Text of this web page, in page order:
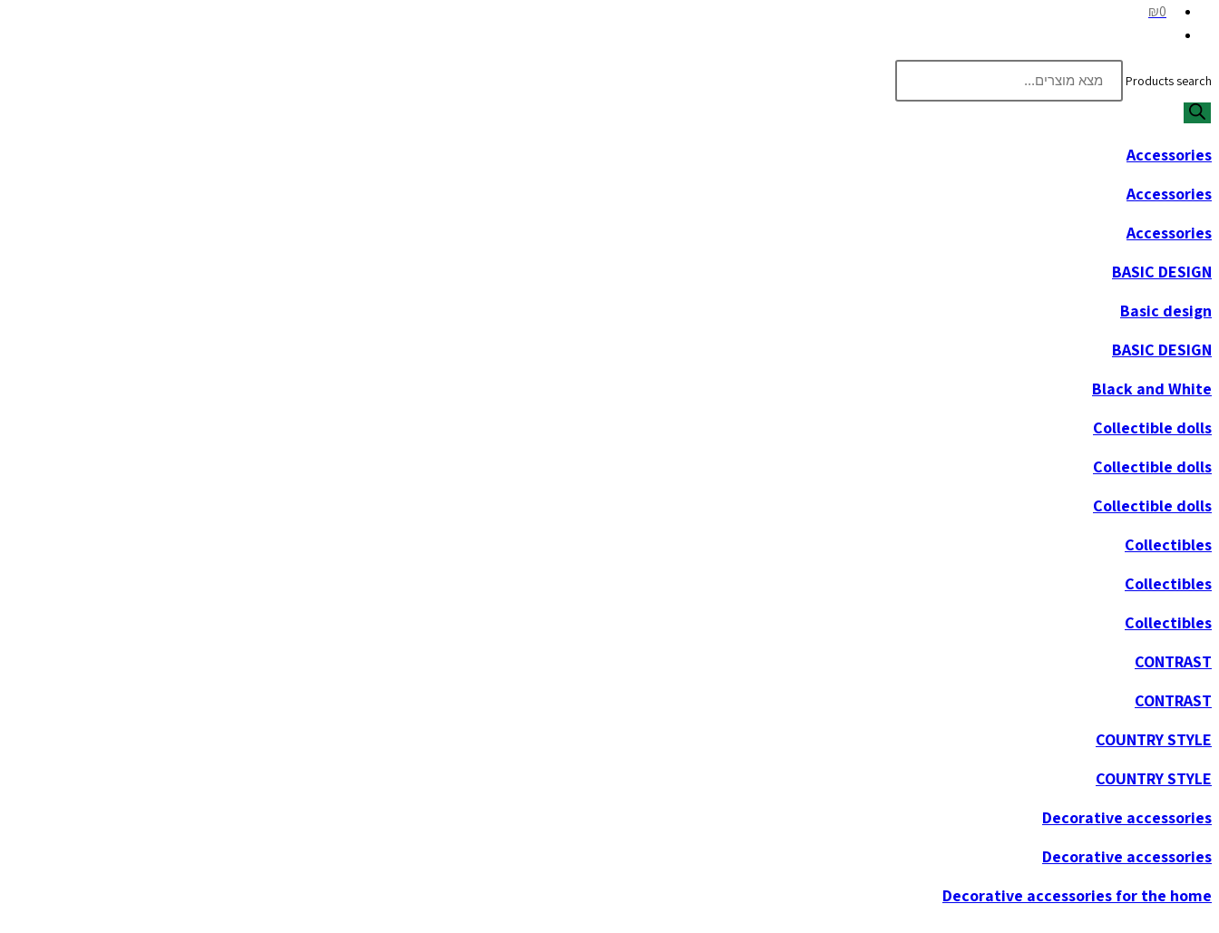
₪0
Products search
Accessories
Accessories
Accessories
BASIC DESIGN
Basic design
BASIC DESIGN
Black and White
Collectible dolls
Collectible dolls
Collectible dolls
Collectibles
Collectibles
Collectibles
CONTRAST
CONTRAST
COUNTRY STYLE
COUNTRY STYLE
Decorative accessories
Decorative accessories
Decorative accessories for the home